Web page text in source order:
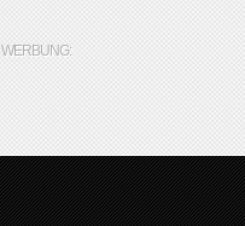
WERBUNG: